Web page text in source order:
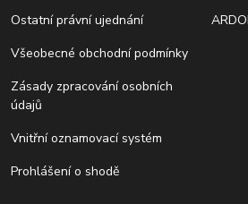
Ostatní právní ujednání
Všeobecné obchodní podmínky
Zásady zpracování osobních
údajů
Vnitřní oznamovací systém
Prohlášení o shodě